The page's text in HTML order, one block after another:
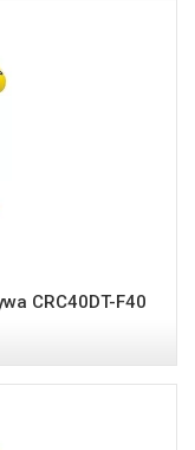
CRC40DT-F40